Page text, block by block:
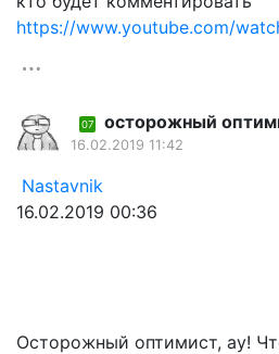
https://www.youtube.com/
07 осторожный
16.02.2019 11:42
Nastavnik
16.02.2019 00:36
Осторожный оптимист, ау!